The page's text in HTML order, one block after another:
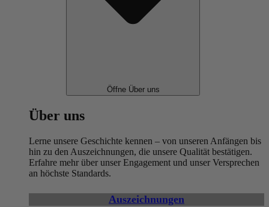
Öffne Über uns
Über uns
Lerne unsere Geschichte kennen – von unseren Anfängen bis
hin zu den Auszeichnungen, die unsere Qualität bestätigen.
Erfahre mehr über unser Engagement und unser Versprechen
an höchste Standards.
Auszeichnungen